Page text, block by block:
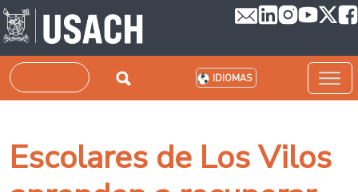
Pasar al contenido principal
Buscar IDIOMAS
Escolares de Los Vilos